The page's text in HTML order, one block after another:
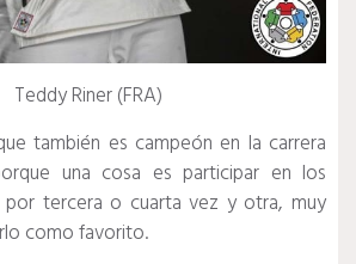
Teddy Riner (FRA)
también es campeón en la carrera
una cosa es participar en los
por tercera o cuarta vez y otra, muy
como favorito.